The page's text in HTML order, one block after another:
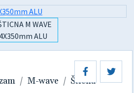
M-wave Šticna